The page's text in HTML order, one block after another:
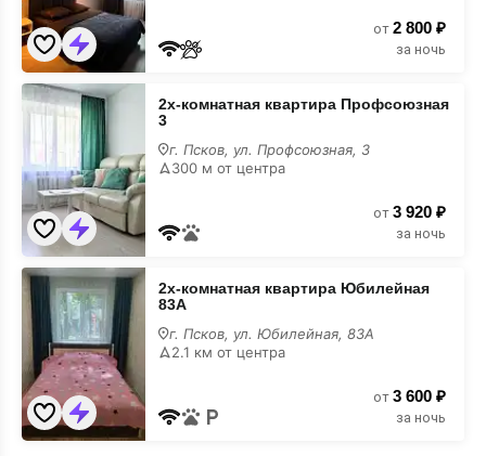
от 2 800 ₽
за ночь
2х-
комнатная
квартира
Профсоюзная
2х-комнатная квартира Профсоюзная
3
г. Псков, ул. Профсоюзная, 3
300 м от центра
от 3 920 ₽
за ночь
2х-
комнатная
квартира
Юбилейная
2х-комнатная квартира Юбилейная
83А
г. Псков, ул. Юбилейная, 83А
2.1 км от центра
от 3 600 ₽
за ночь